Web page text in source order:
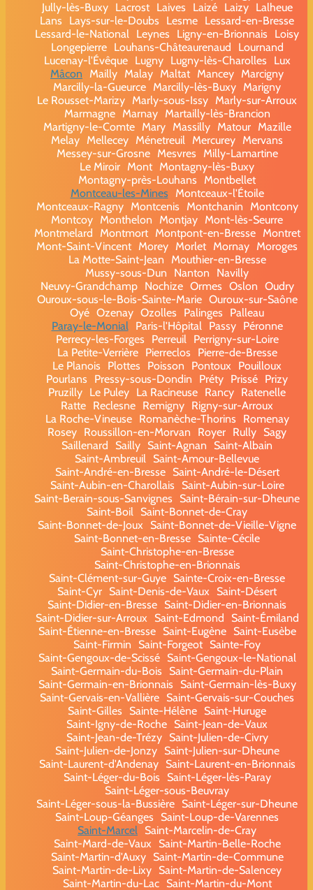
Jully-lès-Buxy
Lacrost Laives Laizé Laizy
Lalheue
Lans
Lays-sur-le-Doubs Lesme Lessard-en-Bresse
Lessard-le-National
Leynes Ligny-en-Brionnais
Loisy
Longepierre
Louhans-Châteaurenaud
Lournand
Lucenay-l'Évêque
Lugny Lugny-lès-Charolles
Lux
Mâcon
Mailly Malay Maltat Mancey Marcigny
Marcilly-la-Gueurce Marcilly-lès-Buxy Marigny
Le Rousset-Marizy Marly-sous-Issy Marly-sur-Arroux
Marmagne
Marnay
Martailly-lès-Brancion
Martigny-le-Comte
Mary Massilly Matour
Mazille
Melay Mellecey Ménetreuil Mercurey Mervans
Messey-sur-Grosne
Mesvres
Milly-Lamartine
Le Miroir Mont Montagny-lès-Buxy
Montagny-près-Louhans
Montbellet
Montceau-les-Mines
Montceaux-l'Étoile
Montceaux-Ragny
Montcenis Montchanin
Montcony
Montcoy Monthelon Montjay Mont-lès-Seurre
Montmelard
Montmort Montpont-en-Bresse
Montret
Mont-Saint-Vincent Morey Morlet Mornay Moroges
La Motte-Saint-Jean
Mouthier-en-Bresse
Mussy-sous-Dun
Nanton
Navilly
Neuvy-Grandchamp
Nochize Ormes Oslon Oudry
Ouroux-sous-le-Bois-Sainte-Marie Ouroux-sur-Saône
Oyé Ozenay Ozolles Palinges
Palleau
Paray-le-Monial
Paris-l'Hôpital Passy
Péronne
Perrecy-les-Forges
Perreuil
Perrigny-sur-Loire
La Petite-Verrière
Pierreclos
Pierre-de-Bresse
Le Planois
Plottes Poisson Pontoux
Pouilloux
Pourlans
Pressy-sous-Dondin Préty Prissé Prizy
Pruzilly Le Puley La Racineuse Rancy Ratenelle
Ratte Reclesne Remigny Rigny-sur-Arroux
La Roche-Vineuse
Romanèche-Thorins
Romenay
Rosey Roussillon-en-Morvan Royer Rully Sagy
Saillenard
Sailly Saint-Agnan
Saint-Albain
Saint-Ambreuil
Saint-Amour-Bellevue
Saint-André-en-Bresse
Saint-André-le-Désert
Saint-Aubin-en-Charollais
Saint-Aubin-sur-Loire
Saint-Berain-sous-Sanvignes
Saint-Bérain-sur-Dheune
Saint-Boil
Saint-Bonnet-de-Cray
Saint-Bonnet-de-Joux
Saint-Bonnet-de-Vieille-Vigne
Saint-Bonnet-en-Bresse Sainte-Cécile
Saint-Christophe-en-Bresse
Saint-Christophe-en-Brionnais
Saint-Clément-sur-Guye Sainte-Croix-en-Bresse
Saint-Cyr Saint-Denis-de-Vaux
Saint-Désert
Saint-Didier-en-Bresse Saint-Didier-en-Brionnais
Saint-Didier-sur-Arroux
Saint-Edmond
Saint-Émiland
Saint-Étienne-en-Bresse
Saint-Eugène
Saint-Eusèbe
Saint-Firmin
Saint-Forgeot Sainte-Foy
Saint-Gengoux-de-Scissé
Saint-Gengoux-le-National
Saint-Germain-du-Bois
Saint-Germain-du-Plain
Saint-Germain-en-Brionnais
Saint-Germain-lès-Buxy
Saint-Gervais-en-Vallière Saint-Gervais-sur-Couches
Saint-Gilles
Sainte-Hélène Saint-Huruge
Saint-Igny-de-Roche Saint-Jean-de-Vaux
Saint-Jean-de-Trézy
Saint-Julien-de-Civry
Saint-Julien-de-Jonzy
Saint-Julien-sur-Dheune
Saint-Laurent-d'Andenay
Saint-Laurent-en-Brionnais
Saint-Léger-du-Bois
Saint-Léger-lès-Paray
Saint-Léger-sous-Beuvray
Saint-Léger-sous-la-Bussière Saint-Léger-sur-Dheune
Saint-Loup-Géanges
Saint-Loup-de-Varennes
Saint-Marcel
Saint-Marcelin-de-Cray
Saint-Mard-de-Vaux
Saint-Martin-Belle-Roche
Saint-Martin-d'Auxy
Saint-Martin-de-Commune
Saint-Martin-de-Lixy Saint-Martin-de-Salencey
Saint-Martin-du-Lac
Saint-Martin-du-Mont